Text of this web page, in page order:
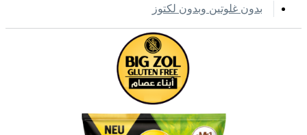
بدون غلوتين وبدون لكتوز